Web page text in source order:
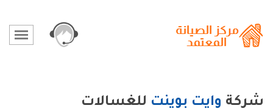
شركة وايت بوينت للغسالات